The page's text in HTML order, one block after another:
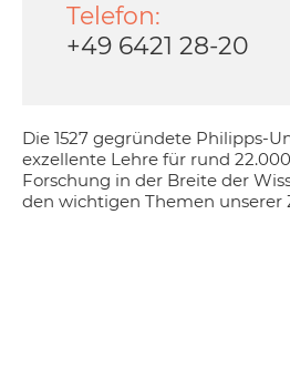
Die 1527 gegründete Philipps-
exzellente Lehre für rund
Forschung in der Breite der
den wichtigen Themen unserer
Telefon:
+49 6421 28-20